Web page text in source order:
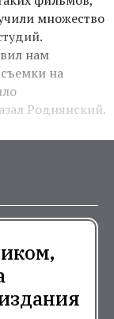
множество
нам
на
Роднянский.